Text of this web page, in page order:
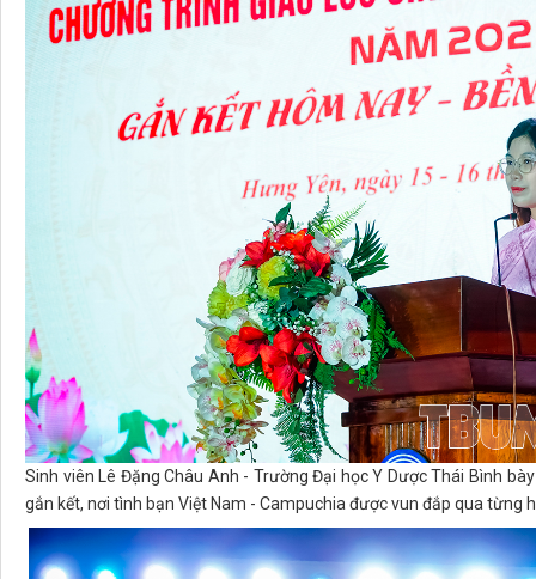
Sinh viên Lê Đặng Châu Anh - Trường Đại học Y Dược Thái Bình
gắn kết, nơi tình bạn Việt Nam - Campuchia được vun đắp qua từng